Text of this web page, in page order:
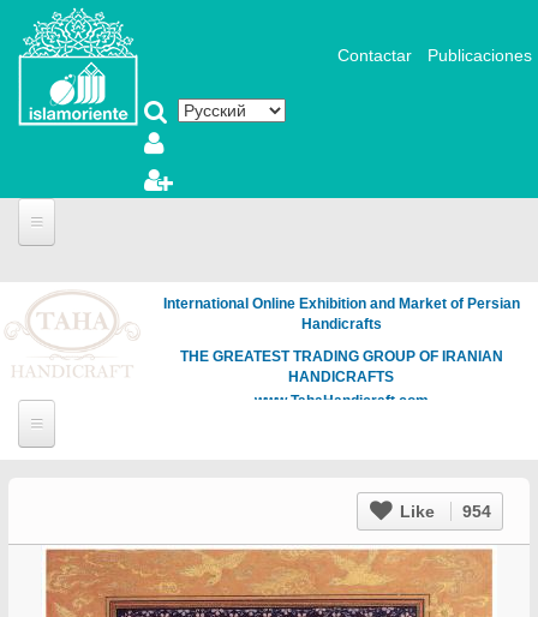
Перейти к основному содержанию
Contactar Publicaciones
International Online Exhibition and Market of Persian
Handicrafts
THE GREATEST TRADING GROUP OF IRANIAN
HANDICRAFTS
www.TahaHandicraft.com
Like 954